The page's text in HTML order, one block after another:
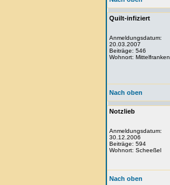
Quilt-infiziert
Anmeldungsdatum:
20.03.2007
Beiträge: 546
Wohnort: Mittelfranken
Nach oben
Notzlieb
Anmeldungsdatum:
30.12.2006
Beiträge: 594
Wohnort: Scheeßel
Nach oben